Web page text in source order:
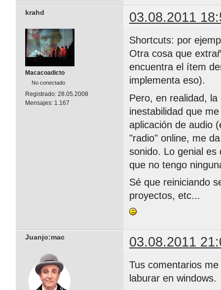
krahd 03.08.2011
Macacoadicto
No conectado
Registrado: 28.05.2008
Mensajes: 1.167
Shortcuts: por
Otra cosa que
encuentra el ítem
implementa eso).
Pero, en realidad,
inestabilidad que
aplicación de audio
"radio" online, me
sonido. Lo genial
que no tengo
Sé que reiniciando
proyectos, etc...
Juanjo:mac 03.08.2011
Tus comentarios
laburar en windows.